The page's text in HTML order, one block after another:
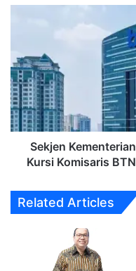
Didyk
Choiroel
Duduki
Kursi
Komisaris
BTN
melalui
Mekanisme
‎Sekjen
Kursi Komisaris
Related Articles